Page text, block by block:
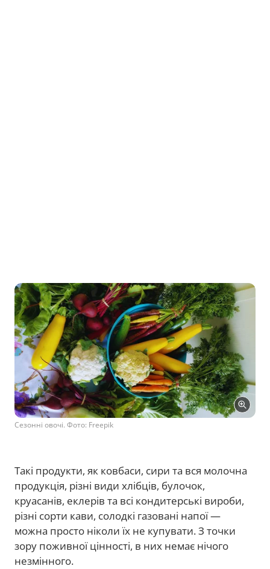
Сезонні овочі. Фото: Freepik
Такі продукти, як ковбаси, сири та вся молочна
продукція, різні види хлібців, булочок,
круасанів, еклерів та всі кондитерські вироби,
різні сорти кави, солодкі газовані напої —
можна просто ніколи їх не купувати. З точки
зору поживної цінності, в них немає нічого
незмінного.